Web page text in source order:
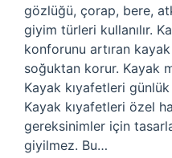
gözlüğü, çorap, bere,
giyim türleri kullanılır.
konforunu artıran
soğuktan korur. Kayak
Kayak kıyafetleri
Kayak kıyafetleri özel
gereksinimler için
giyilmez. Bu…